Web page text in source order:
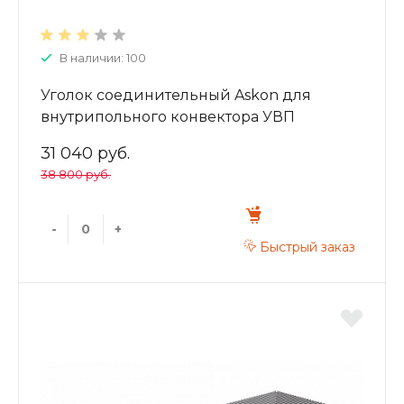
В наличии: 100
Уголок соединительный Askon для
внутрипольного конвектора УВП
31 040 руб.
38 800 руб.
-
+
Быстрый заказ